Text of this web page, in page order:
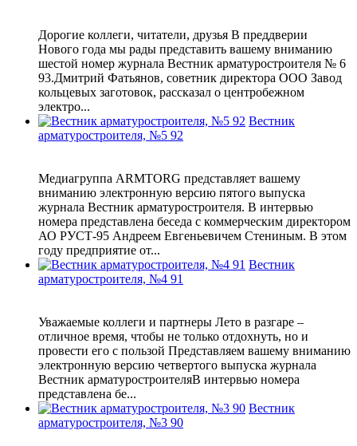
Дорогие коллеги, читатели, друзья В преддверии
Нового года мы рады представить вашему вниманию
шестой номер журнала Вестник арматуростроителя № 6
93.Дмитрий Фатьянов, советник директора ООО Завод
кольцевых заготовок, рассказал о центробежном
электро...
Вестник
арматуростроителя, №5 92
Медиагруппа ARMTORG представляет вашему
вниманию электронную версию пятого выпуска
журнала Вестник арматуростроителя. В интервью
номера представлена беседа с коммерческим директором
АО РУСТ-95 Андреем Евгеньевичем Стениным. В этом
году предприятие от...
Вестник
арматуростроителя, №4 91
Уважаемые коллеги и партнеры Лето в разгаре –
отличное время, чтобы не только отдохнуть, но и
провести его с пользой Представляем вашему вниманию
электронную версию четвертого выпуска журнала
Вестник арматуростроителяВ интервью номера
представлена бе...
Вестник
арматуростроителя, №3 90